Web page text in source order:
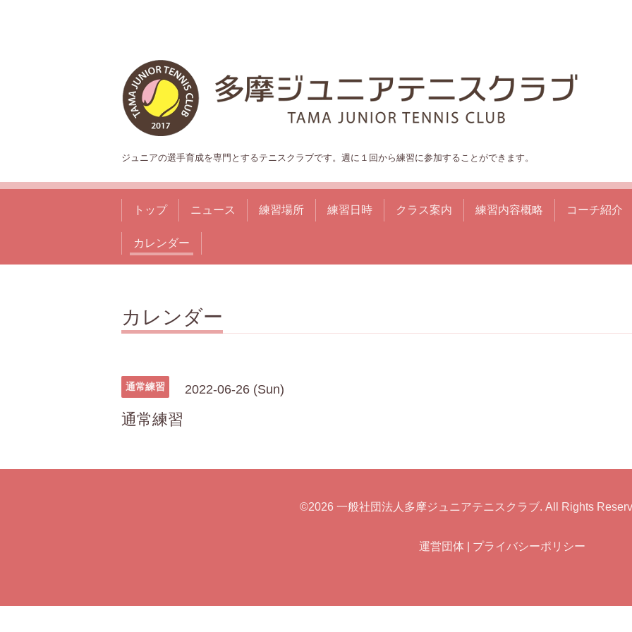
ジュニアの選手育成を専門とするテニスクラブです。週に１回から練習に参加することができます。
トップ ニュース 練習場所 練習日時 クラス案内 練習内容概略 コーチ紹介
カレンダー
カレンダー
通常練習 2022-06-26 (Sun)
通常練習
©2026 一般社団法人多摩ジュニアテニスクラブ. All Rights
運営団体 プライバシーポリシー